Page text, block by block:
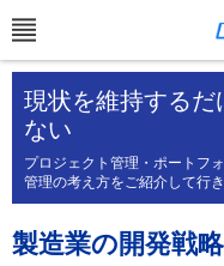
現状を維持する
ない
プロジェクト管理・ポートフ
管理の考え方をご紹介して行き
製造業の開発戦